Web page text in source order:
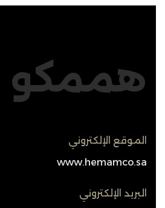
هممكو
الموقع الإلكتروني
www.hemamco.sa
البريد الإلكتروني